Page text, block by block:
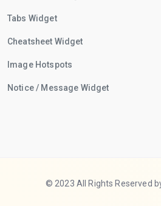
Tabs Widget
Cheatsheet Widget
Image Hotspots
Notice / Message Widget
© 2023 All Rights Reserved